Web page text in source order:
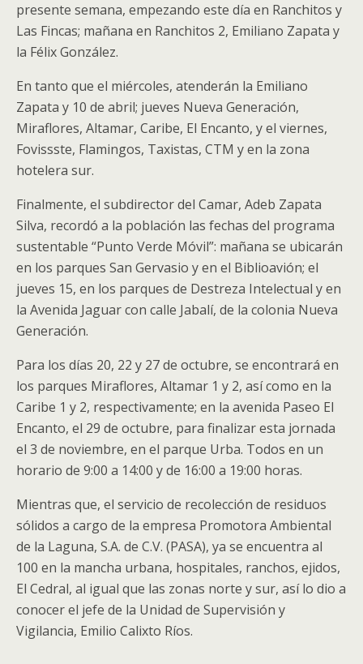
presente semana, empezando este día en Ranchitos y
Las Fincas; mañana en Ranchitos 2, Emiliano Zapata y
la Félix González.
En tanto que el miércoles, atenderán la Emiliano
Zapata y 10 de abril; jueves Nueva Generación,
Miraflores, Altamar, Caribe, El Encanto, y el viernes,
Fovissste, Flamingos, Taxistas, CTM y en la zona
hotelera sur.
Finalmente, el subdirector del Camar, Adeb Zapata
Silva, recordó a la población las fechas del programa
sustentable “Punto Verde Móvil”: mañana se ubicarán
en los parques San Gervasio y en el Biblioavión; el
jueves 15, en los parques de Destreza Intelectual y en
la Avenida Jaguar con calle Jabalí, de la colonia Nueva
Generación.
Para los días 20, 22 y 27 de octubre, se encontrará en
los parques Miraflores, Altamar 1 y 2, así como en la
Caribe 1 y 2, respectivamente; en la avenida Paseo El
Encanto, el 29 de octubre, para finalizar esta jornada
el 3 de noviembre, en el parque Urba. Todos en un
horario de 9:00 a 14:00 y de 16:00 a 19:00 horas.
Mientras que, el servicio de recolección de residuos
sólidos a cargo de la empresa Promotora Ambiental
de la Laguna, S.A. de C.V. (PASA), ya se encuentra al
100 en la mancha urbana, hospitales, ranchos, ejidos,
El Cedral, al igual que las zonas norte y sur, así lo dio a
conocer el jefe de la Unidad de Supervisión y
Vigilancia, Emilio Calixto Ríos.